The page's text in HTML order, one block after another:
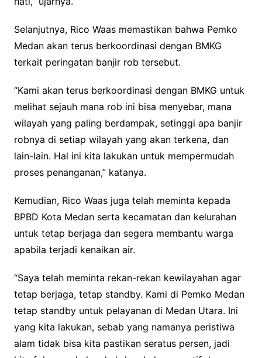
Selanjutnya, Rico Waas memastikan bahwa Pemko
Medan akan terus berkoordinasi dengan BMKG
terkait peringatan banjir rob tersebut.
“Kami akan terus berkoordinasi dengan BMKG untuk
melihat sejauh mana rob ini bisa menyebar, mana
wilayah yang paling berdampak, setinggi apa banjir
robnya di setiap wilayah yang akan terkena, dan
lain-lain. Hal ini kita lakukan untuk mempermudah
proses penanganan,” katanya.
Kemudian, Rico Waas juga telah meminta kepada
BPBD Kota Medan serta kecamatan dan kelurahan
untuk tetap berjaga dan segera membantu warga
apabila terjadi kenaikan air.
“Saya telah meminta rekan-rekan kewilayahan agar
tetap berjaga, tetap standby. Kami di Pemko Medan
tetap standby untuk pelayanan di Medan Utara. Ini
yang kita lakukan, sebab yang namanya peristiwa
alam tidak bisa kita pastikan seratus persen, jadi